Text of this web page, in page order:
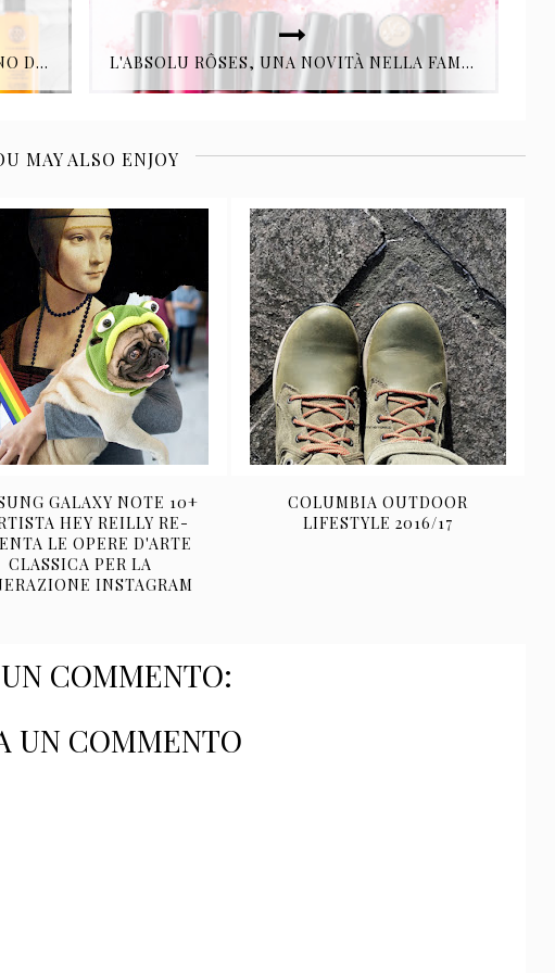
FINALMENTE ANCHE IN SVIZZERA SONO DISPONIBILI I PRODOTTI HARNN. L'ABSOLU RÔSES, UNA NOVITÀ NELLA FAMIGLIA LANCÔME.
MAY ALSO ENJOY
GALAXY NOTE 10+
HEY REILLY RE-
LE OPERE D'ARTE
CLASSICA PER LA
INSTAGRAM
COLUMBIA OUTDOOR
LIFESTYLE 2016/17
COMMENTO:
UN COMMENTO